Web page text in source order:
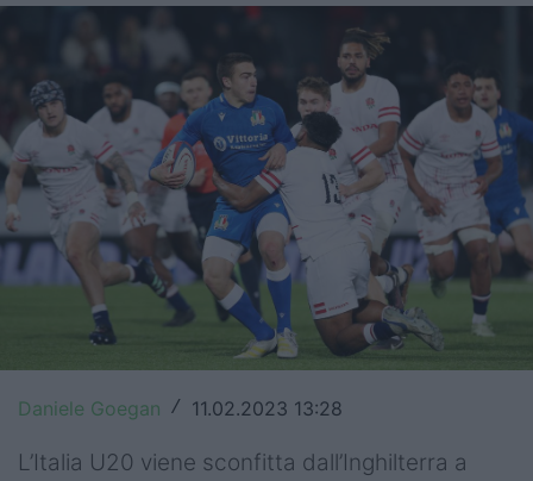
Nazionali giovanili
Rugby Sevens
FIR
Internazionale
6 Nazioni
United Rugby Championship
Top14
Premiership
Champions Cup
Daniele Goegan / 11.02.2023 13:28
L’Italia U20 viene sconfitta dall’Inghilterra a